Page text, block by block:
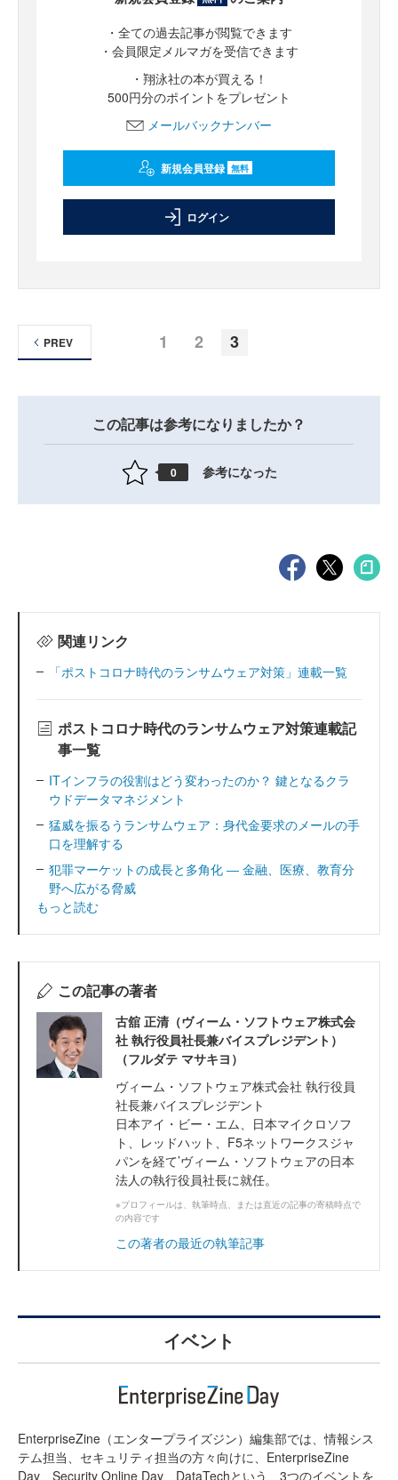
・全ての過去記事が閲覧できます
・会員限定メルマガを受信できます
・翔泳社の本が買える！
500円分のポイントをプレゼント
メールバックナンバー
新規会員登録 無料
ログイン
1 2 3
PREV
この記事は参考になりましたか？
0 参考になった
関連リンク
「ポストコロナ時代のランサムウェア対策」連載一覧
ポストコロナ時代のランサムウェア対策連載記
事一覧
ITインフラの役割はどう変わったのか？ 鍵となるクラ
ウドデータマネジメント
猛威を振るうランサムウェア：身代金要求のメールの手
口を理解する
犯罪マーケットの成長と多角化 ― 金融、医療、教育分
野へ広がる脅威
もっと読む
この記事の著者
古舘 正清（ヴィーム・ソフトウェア株式会
社 執行役員社長兼バイスプレジデント）
（フルダテ マサキヨ）
ヴィーム・ソフトウェア株式会社 執行役員
社長兼バイスプレジデント
日本アイ・ビー・エム、日本マイクロソフ
ト、レッドハット、F5ネットワークスジャ
パンを経て’ヴィーム・ソフトウェアの日本
法人の執行役員社長に就任。
※プロフィールは、執筆時点、または直近の記事の寄稿時点で
の内容です
この著者の最近の執筆記事
イベント
EnterpriseZine（エンタープライズジン）編集部では、情報シス
テム担当、セキュリティ担当の方々向けに、EnterpriseZine
Day、Security Online Day、DataTechという、3つのイベントを